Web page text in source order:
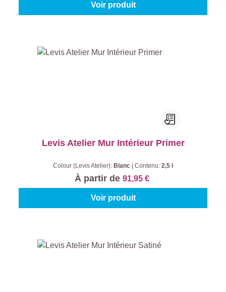
Voir produit
Levis Atelier Mur Intérieur Primer
Colour (Levis Atelier): Blanc Contenu: 2,5 l
À partir de 91,95 €
Voir produit